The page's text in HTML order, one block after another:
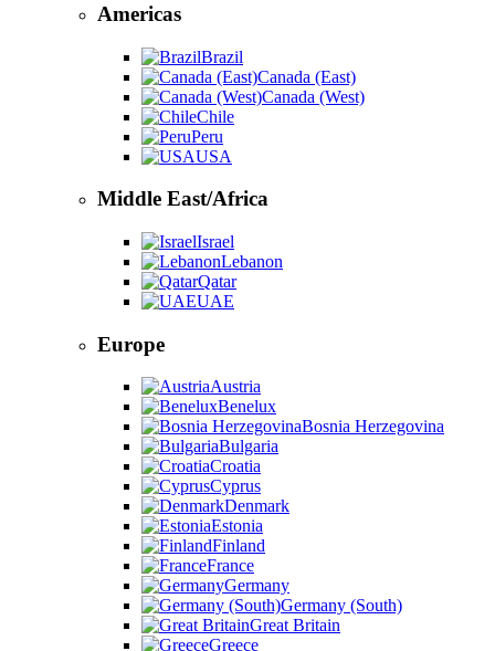
Americas
Brazil
Canada (East)
Canada (West)
Chile
Peru
USA
Middle East/Africa
Israel
Lebanon
Qatar
UAE
Europe
Austria
Benelux
Bosnia Herzegovina
Bulgaria
Croatia
Cyprus
Denmark
Estonia
Finland
France
Germany
Germany (South)
Great Britain
Greece